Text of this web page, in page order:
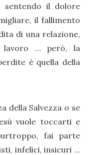
sentendo il dolore
il fallimento
di una relazione,
lavoro … però, la
è quella della
della Salvezza o se
vuole toccarti e
fai parte
infelici, insicuri …